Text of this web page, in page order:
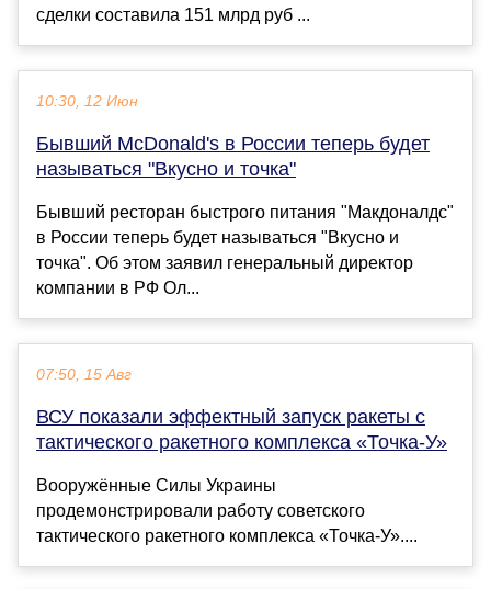
сделки составила 151 млрд руб ...
10:30, 12 Июн
Бывший McDonald's в России теперь будет
называться "Вкусно и точка"
Бывший ресторан быстрого питания "Макдоналдс"
в России теперь будет называться "Вкусно и
точка". Об этом заявил генеральный директор
компании в РФ Ол...
07:50, 15 Авг
ВСУ показали эффектный запуск ракеты с
тактического ракетного комплекса «Точка-У»
Вооружённые Силы Украины
продемонстрировали работу советского
тактического ракетного комплекса «Точка-У»....